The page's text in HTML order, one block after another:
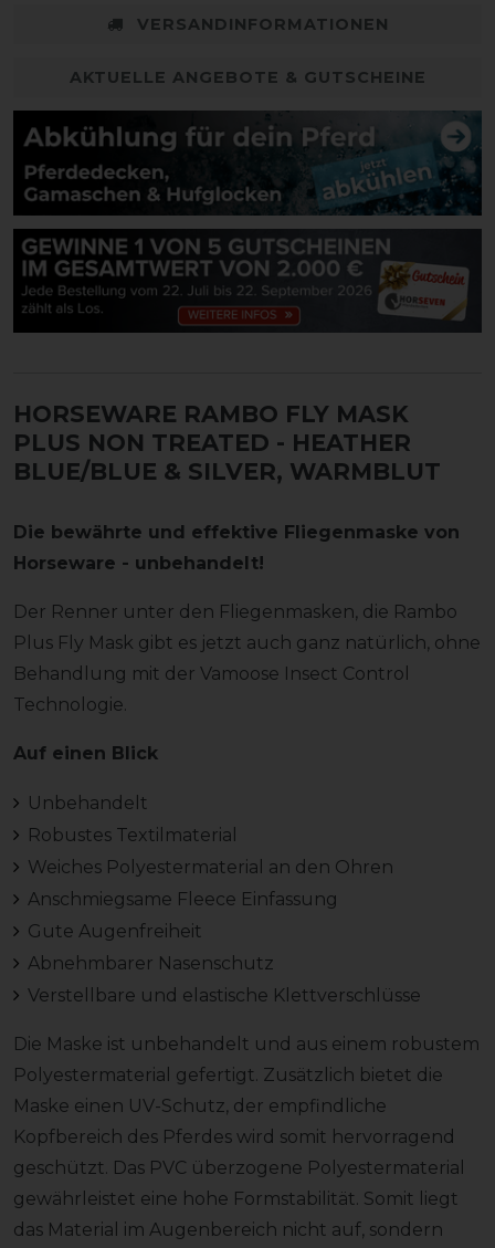
VERSANDINFORMATIONEN
AKTUELLE ANGEBOTE & GUTSCHEINE
HORSEWARE RAMBO FLY MASK
PLUS NON TREATED - HEATHER
BLUE/BLUE & SILVER, WARMBLUT
Die bewährte und effektive Fliegenmaske von
Horseware - unbehandelt!
Der Renner unter den Fliegenmasken, die Rambo
Plus Fly Mask gibt es jetzt auch ganz natürlich, ohne
Behandlung mit der Vamoose Insect Control
Technologie.
Auf einen Blick
Unbehandelt
Robustes Textilmaterial
Weiches Polyestermaterial an den Ohren
Anschmiegsame Fleece Einfassung
Gute Augenfreiheit
Abnehmbarer Nasenschutz
Verstellbare und elastische Klettverschlüsse
Die Maske ist unbehandelt und aus einem robustem
Polyestermaterial gefertigt. Zusätzlich bietet die
Maske einen UV-Schutz, der empfindliche
Kopfbereich des Pferdes wird somit hervorragend
geschützt. Das PVC überzogene Polyestermaterial
gewährleistet eine hohe Formstabilität. Somit liegt
das Material im Augenbereich nicht auf, sondern